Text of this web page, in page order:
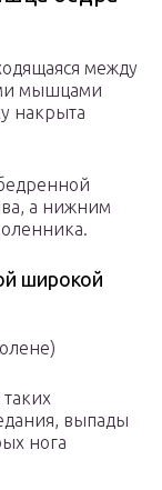
между
мышцами
накрыта
а нижним
широкой
выпады
нога